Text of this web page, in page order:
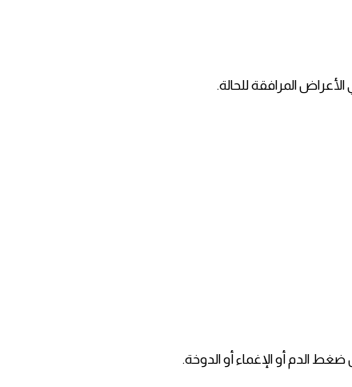
المرافقة للحالة.
الدم أو الإغماء أو الدوخة.